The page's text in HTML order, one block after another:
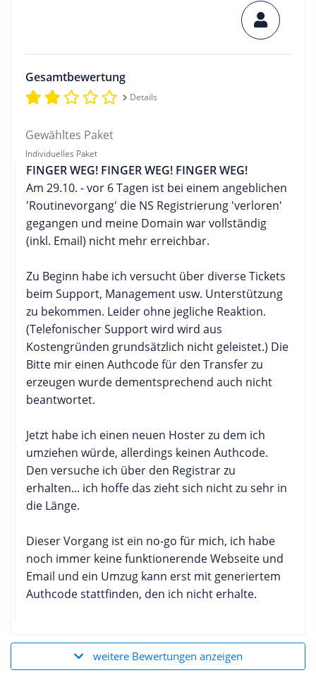
Gesamtbewertung
Details
Gewähltes Paket
Individuelles Paket
FINGER WEG! FINGER WEG! FINGER WEG!
Am 29.10. - vor 6 Tagen ist bei einem angeblichen
'Routinevorgang' die NS Registrierung 'verloren'
gegangen und meine Domain war vollständig
(inkl. Email) nicht mehr erreichbar.
Zu Beginn habe ich versucht über diverse Tickets
beim Support, Management usw. Unterstützung
zu bekommen. Leider ohne jegliche Reaktion.
(Telefonischer Support wird wird aus
Kostengründen grundsätzlich nicht geleistet.) Die
Bitte mir einen Authcode für den Transfer zu
erzeugen wurde dementsprechend auch nicht
beantwortet.
Jetzt habe ich einen neuen Hoster zu dem ich
umziehen würde, allerdings keinen Authcode.
Den versuche ich über den Registrar zu
erhalten... ich hoffe das zieht sich nicht zu sehr in
die Länge.
Dieser Vorgang ist ein no-go für mich, ich habe
noch immer keine funktionerende Webseite und
Email und ein Umzug kann erst mit generiertem
Authcode stattfinden, den ich nicht erhalte.
weitere Bewertungen anzeigen